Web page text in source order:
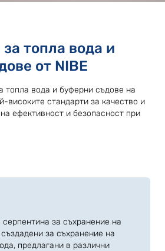
топла вода и
от NIBE
топла вода и буферни съдове на
високите стандарти за качество и
ефективност и безопасност при
за съхранение на
за съхранение на
предлагани в различни